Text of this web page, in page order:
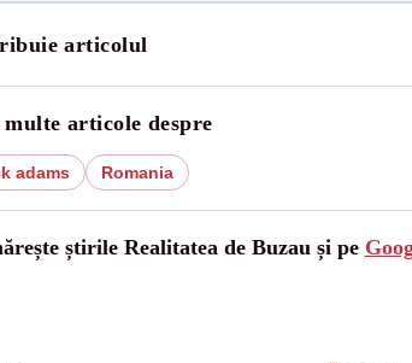
articolul
articole despre
adams Romania
știrile Realitatea de Buzau și pe